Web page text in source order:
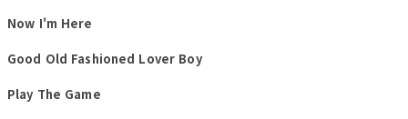
Now I'm Here
Good Old Fashioned Lover Boy
Play The Game